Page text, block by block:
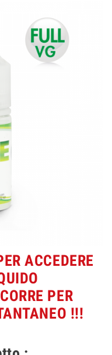
ACCEDERE
PER
!!!